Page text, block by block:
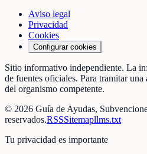
Aviso legal
Privacidad
Cookies
Configurar cookies
Sitio informativo independiente. La
de fuentes oficiales. Para tramitar
del organismo competente.
© 2026 Guía de Ayudas,
reservados.RSSSitemapllms.txt
Tu privacidad es importante